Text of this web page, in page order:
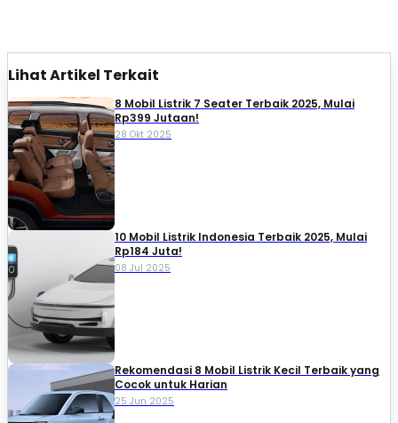
Lihat Artikel Terkait
8 Mobil Listrik 7 Seater Terbaik 2025, Mulai
Rp399 Jutaan!
28 Okt 2025
10 Mobil Listrik Indonesia Terbaik 2025, Mulai
Rp184 Juta!
08 Jul 2025
Rekomendasi 8 Mobil Listrik Kecil Terbaik yang
Cocok untuk Harian
25 Jun 2025